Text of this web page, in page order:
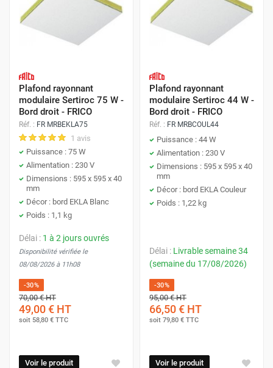
Plafond rayonnant
modulaire Sertiroc 75 W -
Bord droit - FRICO
Réf. : FR MRBEKLA75
1 avis
Puissance : 75 W
Alimentation : 230 V
Dimensions : 595 x 595 x 40
mm
Décor : bord EKLA Blanc
Poids : 1,1 kg
Délai : 1 à 2 jours ouvrés
Disponibilité vérifiée le
08/08/2026 à 11h08
-30%
70,00 €HT
49,00 € HT
soit 58,80 € TTC
Voir le produit
Plafond rayonnant
modulaire Sertiroc 44 W -
Bord droit - FRICO
Réf. : FR MRBCOUL44
Puissance : 44 W
Alimentation : 230 V
Dimensions : 595 x 595 x 40
mm
Décor : bord EKLA Couleur
Poids : 1,22 kg
Délai : Livrable semaine 34
(semaine du 17/08/2026)
-30%
95,00 €HT
66,50 € HT
soit 79,80 € TTC
Voir le produit